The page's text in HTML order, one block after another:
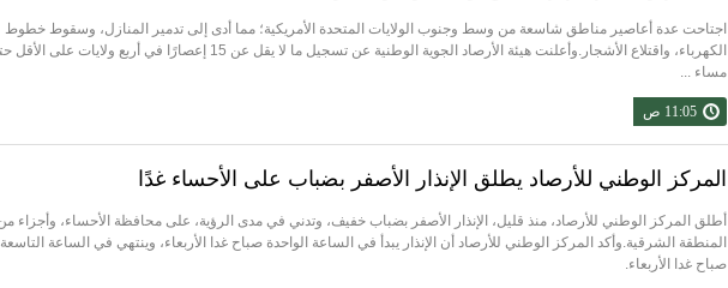
اجتاحت عدة أعاصير مناطق شاسعة من وسط وجنوب الولايات المتحدة الأمريكية؛ مما أدى إلى تدمير المنازل، وسقوط خطوط
الكهرباء، واقتلاع الأشجار.وأعلنت هيئة الأرصاد الجوية الوطنية عن تسجيل ما لا يقل عن 15 إعصارًا في أربع ولايات على
مساء ...
11:05 ص
المركز الوطني للأرصاد يطلق الإنذار الأصفر بضباب على الأحساء غدًا
أطلق المركز الوطني للأرصاد، منذ قليل، الإنذار الأصفر بضباب خفيف، وتدني في مدى الرؤية، على محافظة الأحساء، وأجزاء
المنطقة الشرقية.وأكد المركز الوطني للأرصاد أن الإنذار يبدأ في الساعة الواحدة صباح غدا الأربعاء، وينتهي في الساعة التاسعة
صباح غدا الأربعاء.